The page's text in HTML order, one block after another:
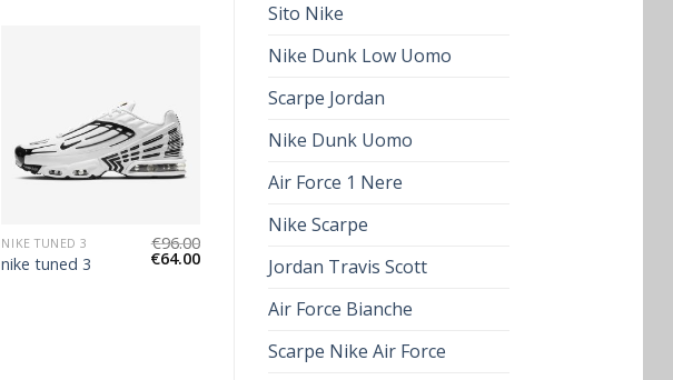
Sito Nike
Nike Dunk Low Uomo
Scarpe Jordan
Nike Dunk Uomo
Air Force 1 Nere
Nike Scarpe
Jordan Travis Scott
Air Force Bianche
Scarpe Nike Air Force
NIKE TUNED 3
nike tuned 3
€96.00
€64.00